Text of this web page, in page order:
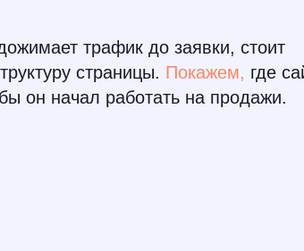
трафик до заявки, стоит
страницы. Покажем, где
он начал работать на продажи.